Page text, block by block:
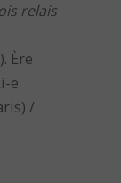
relais
Ère
e
/